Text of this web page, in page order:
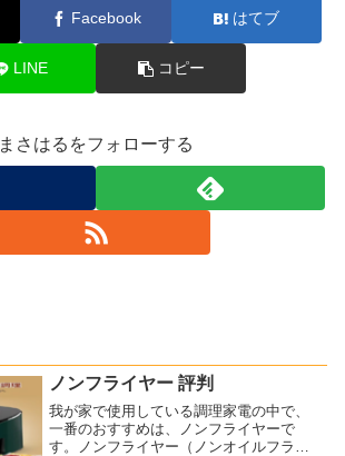
Facebook はてブ
LINE コピー
まさはるをフォローする
ノンフライヤー 評判
我が家で使用している調理家電の中で、
一番のおすすめは、ノンフライヤーで
す。ノンフライヤー（ノンオイルフライ